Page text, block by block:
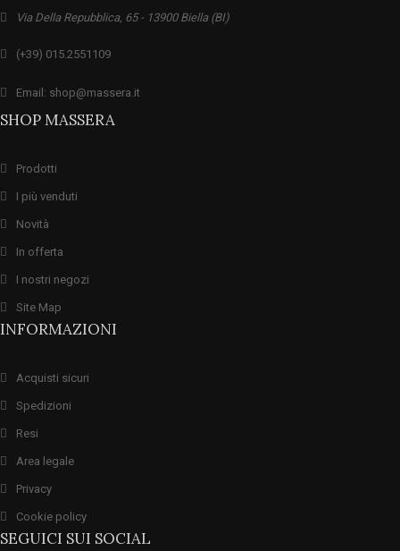
Via Della Repubblica, 65 - 13900 Biella (BI)
(+39) 015.2551109
Email: shop@massera.it
SHOP MASSERA
Prodotti
I più venduti
Novità
In offerta
I nostri negozi
Site Map
INFORMAZIONI
Acquisti sicuri
Spedizioni
Resi
Area legale
Privacy
Cookie policy
SEGUICI SUI SOCIAL